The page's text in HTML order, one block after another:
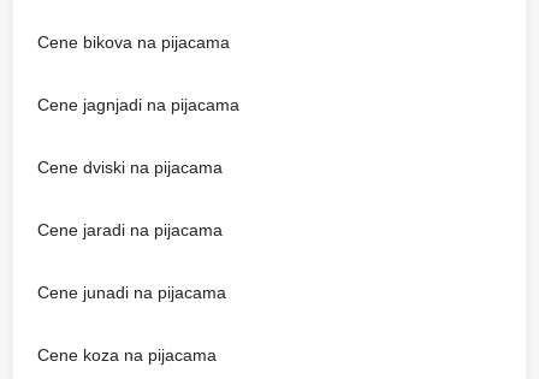
Cene bikova na pijacama
Cene jagnjadi na pijacama
Cene dviski na pijacama
Cene jaradi na pijacama
Cene junadi na pijacama
Cene koza na pijacama